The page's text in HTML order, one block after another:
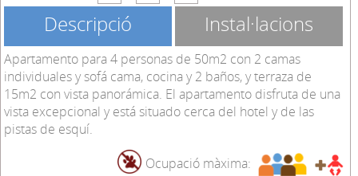
Descripció Instal·lacions
Apartamento para 4 personas de 50m2 con 2 camas
individuales y sofá cama, cocina y 2 baños, y terraza de
15m2 con vista panorámica. El apartamento disfruta de una
vista excepcional y está situado cerca del hotel y de las
pistas de esquí.
Ocupació màxima: